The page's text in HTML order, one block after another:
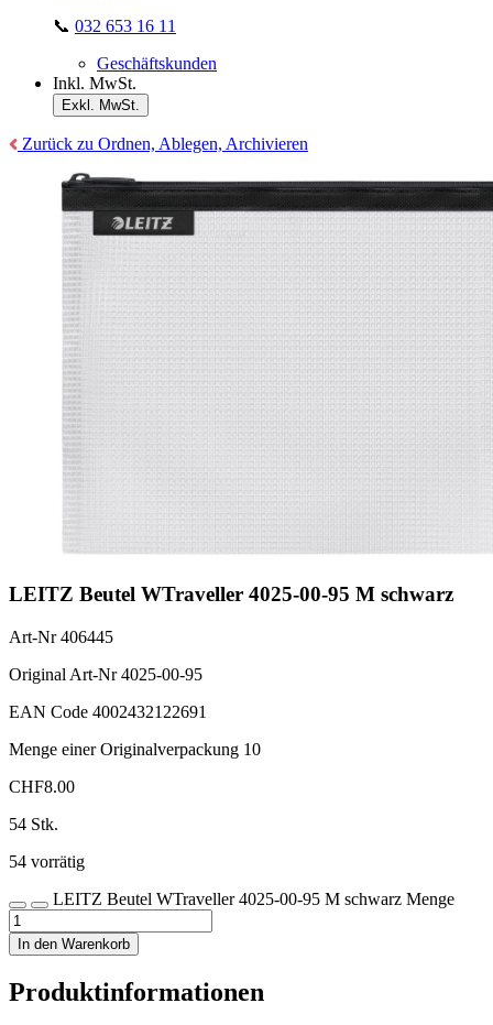
📞 032 653 16 11
Geschäftskunden
Inkl. MwSt.
Exkl. MwSt.
Zurück zu Ordnen, Ablegen, Archivieren
LEITZ Beutel WTraveller 4025-00-95 M schwarz
Art-Nr406445
Original Art-Nr4025-00-95
EAN Code 4002432122691
Menge einer Originalverpackung 10
CHF8.00
54 Stk.
54 vorrätig
LEITZ Beutel WTraveller 4025-00-95 M schwarz Menge
In den Warenkorb
Produktinformationen